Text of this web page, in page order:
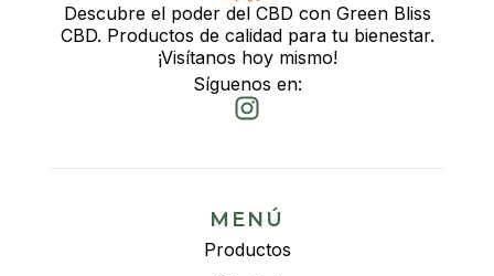
Descubre el poder del CBD con Green Bliss
CBD. Productos de calidad para tu bienestar.
¡Visítanos hoy mismo!
Síguenos en:
MENÚ
Productos